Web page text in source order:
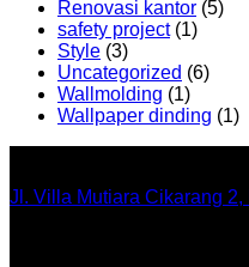
Renovasi kantor (5)
safety project(1)
Style (3)
Uncategorized (6)
Wallmolding (1)
Wallpaper dinding (1)
Jl. Villa Mutiara Cikarang